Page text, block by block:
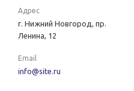
Адрес
г. Нижний Новгород, пр.
Ленина, 12
Email
info@site.ru